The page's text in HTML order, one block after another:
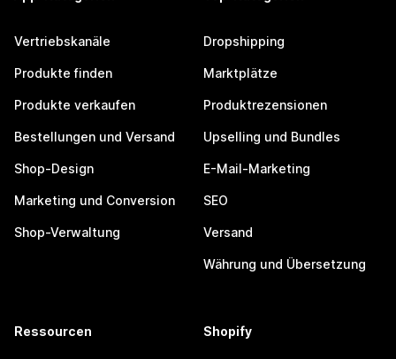
Vertriebskanäle
Produkte finden
Produkte verkaufen
Bestellungen und Versand
Shop-Design
Marketing und Conversion
Shop-Verwaltung
Dropshipping
Marktplätze
Produktrezensionen
Upselling und Bundles
E-Mail-Marketing
SEO
Versand
Währung und Übersetzung
Ressourcen Shopify